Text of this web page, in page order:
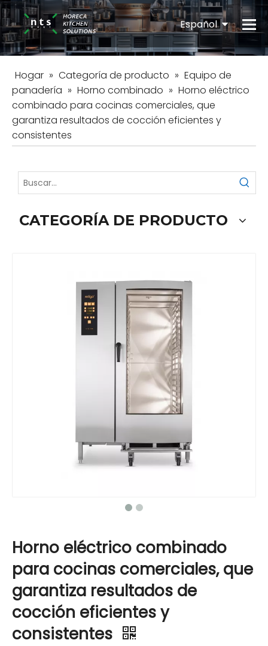
Español
English
Hogar » Categoría de producto » Equipo de
panadería » Horno combinado » Horno eléctrico
combinado para cocinas comerciales, que
garantiza resultados de cocción eficientes y
consistentes
CATEGORÍA DE PRODUCTO
Horno eléctrico combinado
para cocinas comerciales, que
garantiza resultados de
cocción eficientes y
consistentes